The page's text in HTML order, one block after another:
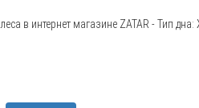
в интернет магазине ZATAR - Тип